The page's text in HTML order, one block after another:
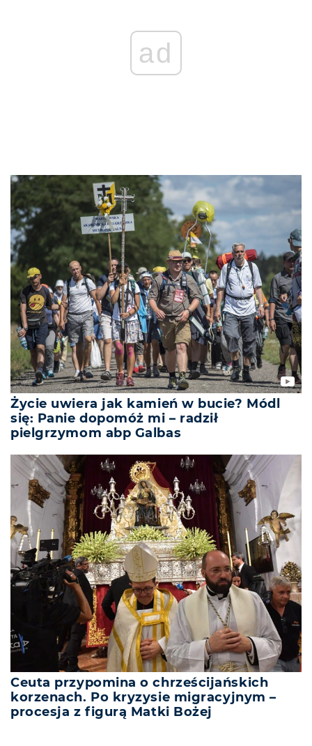
ad
Życie uwiera jak kamień w bucie? Módl
się: Panie dopomóż mi – radził
pielgrzymom abp Galbas
Ceuta przypomina o chrześcijańskich
korzenach. Po kryzysie migracyjnym –
procesja z figurą Matki Bożej